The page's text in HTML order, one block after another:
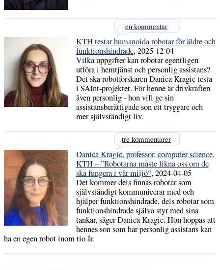
en kommentar
KTH testar humanoida robotar för äldre och
funktionshindrade, 2025-12-04
Vilka uppgifter kan robotar egentligen
utföra i hemtjänst och personlig assistans?
Det ska robotforskaren Danica Kragic testa
i SAInt-projektet. För henne är drivkraften
även personlig - hon vill ge sin
assistansberättigade son ett tryggare och
mer självständigt liv.
tre kommentarer
Danica Kragic, professor, computer science,
KTH – ”Robotarna måste likna oss om de
ska fungera i vår miljö“, 2024-04-05
Det kommer dels finnas robotar som
självständigt kommunicerar med och
hjälper funktionshindrade, dels robotar som
funktionshindrade själva styr med sina
tankar, säger Danica Kragic. Hon hoppas att
hennes son som har personlig assistans kan
ha en egen robot inom tio år.